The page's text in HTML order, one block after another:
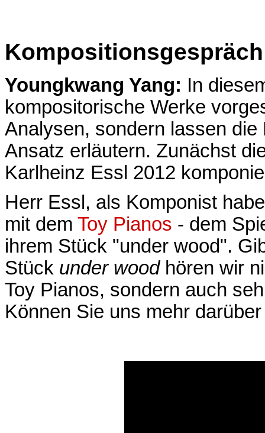
Kompositionsgespräch
Youngkwang Yang: In
kompositorische Werke
Analysen, sondern lassen
Ansatz erläutern. Zunächst
Karlheinz Essl 2012
Herr Essl, als Komponist
mit dem Toy Pianos - dem
ihrem Stück "under wood".
Stück under woodhören wir
Toy Pianos, sondern auch
Können Sie uns mehr